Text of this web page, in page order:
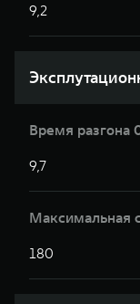
9,2
Время разгона
9,7
Максимальная
180